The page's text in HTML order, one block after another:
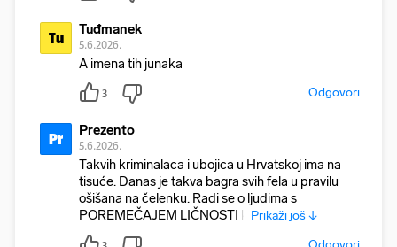
Tu Tuđmanek
5.6.2026.
A imena tih junaka
3 Odgovori
Pr Prezento
5.6.2026.
Takvih kriminalaca i ubojica u Hrvatskoj ima na
tisuće. Danas je takva bagra svih fela u pravilu
ošišana na čelenku. Radi se o ljudima s
POREMEČAJEM LIČNOSTI k Prikaži još ↓